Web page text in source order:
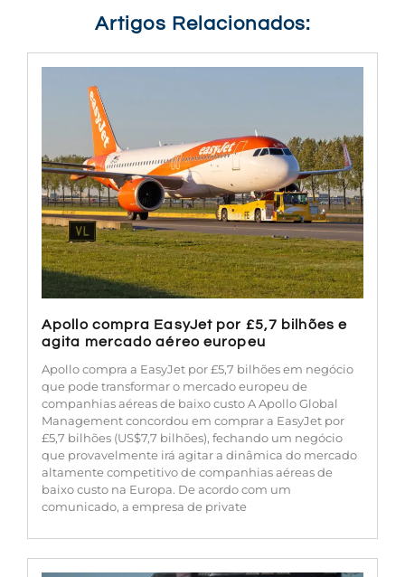
Artigos Relacionados:
Apollo compra EasyJet por £5,7 bilhões e
agita mercado aéreo europeu
Apollo compra a EasyJet por £5,7 bilhões em negócio
que pode transformar o mercado europeu de
companhias aéreas de baixo custo A Apollo Global
Management concordou em comprar a EasyJet por
£5,7 bilhões (US$7,7 bilhões), fechando um negócio
que provavelmente irá agitar a dinâmica do mercado
altamente competitivo de companhias aéreas de
baixo custo na Europa. De acordo com um
comunicado, a empresa de private